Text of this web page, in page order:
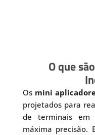
O que
Os mini
projetados para
de terminais em
máxima precisão.